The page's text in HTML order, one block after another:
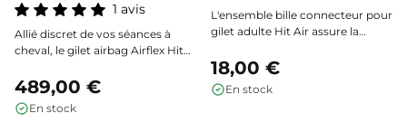
1 avis
Allié discret de vos séances à
cheval, le gilet airbag Airflex Hit
intégrale du dos, des cervicales
au bassin, ainsi que du thorax et
de l’abdomen. Son tissu
489,00 €
En stock
L'ensemble bille connecteur pour
gilet adulte Hit Air assure la
gilet airbag et la sangle de
connexion ou la sangle tout-en-
un. Compatible avec la majorité
18,00 €
En stock